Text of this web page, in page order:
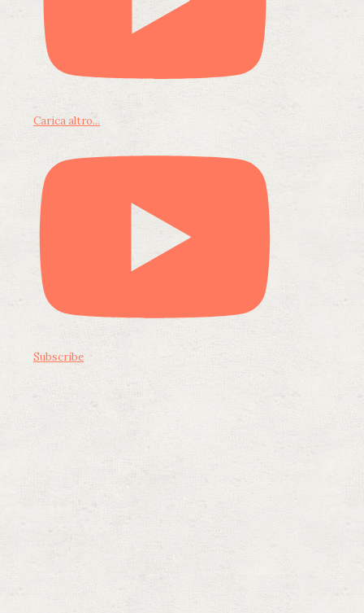
Carica altro...
Subscribe